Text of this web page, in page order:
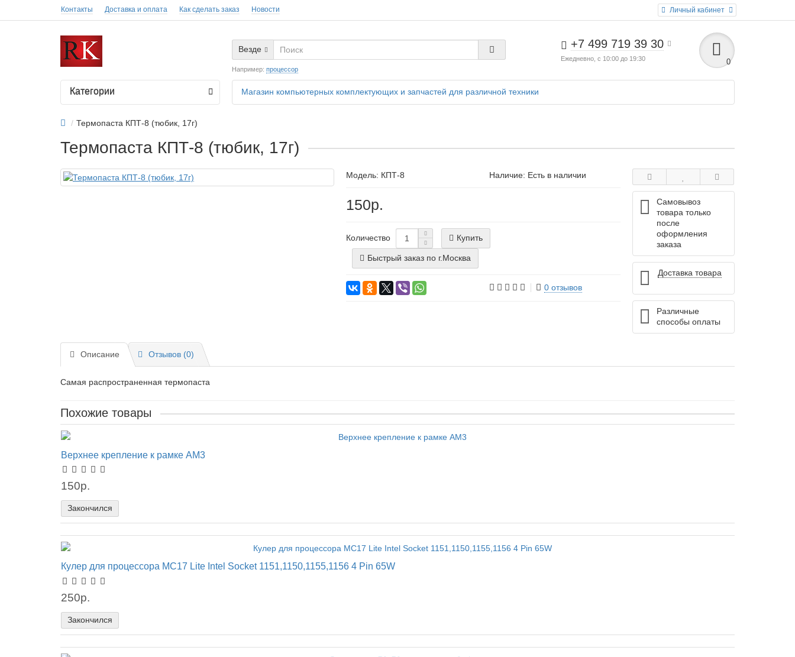
Личный кабинет
Контакты Доставка и оплата Как сделать заказ Новости
+7 499 719 39 30
Ежедневно, с 10:00 до 19:30 0
Везде
Например: процессор
Магазин компьютерных комплектующих и запчастей для различной техники
Категории
Термопаста КПТ-8 (тюбик, 17г)
Термопаста КПТ-8 (тюбик, 17г)
Модель: КПТ-8 Наличие: Есть в наличии
150р.
Количество Купить
Быстрый заказ по г.Москва
0 отзывов
Самовывоз
товара только
после
оформления
заказа
Доставка товара
Различные
способы оплаты
Описание Отзывов (0)
Самая распространенная термопаста
Похожие товары
Верхнее крепление к рамке AM3
150р.
Закончился
Кулер для процессора MC17 Lite Intel Socket 1151,1150,1155,1156 4 Pin 65W
250р.
Закончился